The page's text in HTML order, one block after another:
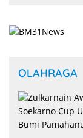
OLAHRAGA